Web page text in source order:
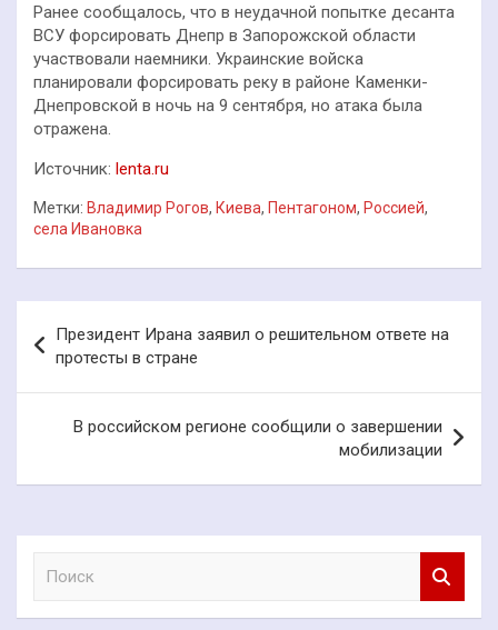
Ранее сообщалось, что в неудачной попытке десанта
ВСУ форсировать Днепр в Запорожской области
участвовали наемники. Украинские войска
планировали форсировать реку в районе Каменки-
Днепровской в ночь на 9 сентября, но атака была
отражена.
Источник: lenta.ru
Метки: Владимир Рогов, Киева, Пентагоном, Россией,
села Ивановка
по
записям
Президент Ирана заявил о решительном ответе на
протесты в стране
В российском регионе сообщили о завершении
мобилизации